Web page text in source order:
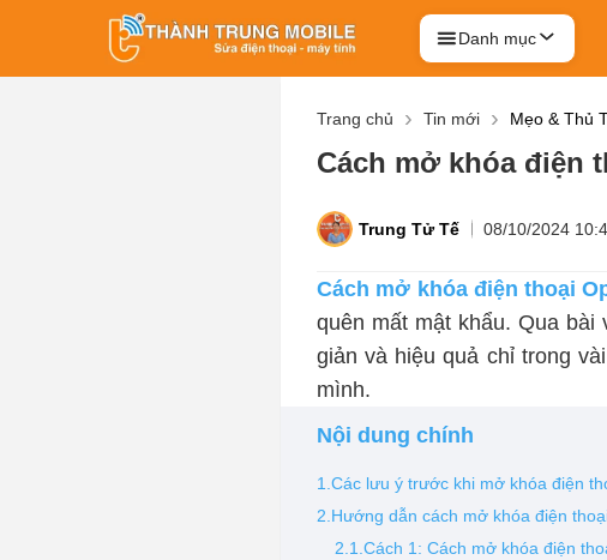
Danh mục
Trang chủ Tin mới Mẹo & Thủ
Cách mở khóa điện
Trung Tử Tế 08/10/2024
Cách mở khóa điện thoại
quên mất mật khẩu. Qua bài
giản và hiệu quả chỉ trong
mình.
Nội dung chính
1.Các lưu ý trước khi mở khóa điện
2.Hướng dẫn cách mở khóa điện
2.1.Cách 1: Cách mở khóa điện